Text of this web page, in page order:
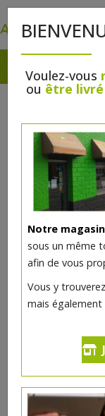
Voulez-vous
ou être
Notre
sous un même
afin de vous
Vous y
mais également
Ce produit